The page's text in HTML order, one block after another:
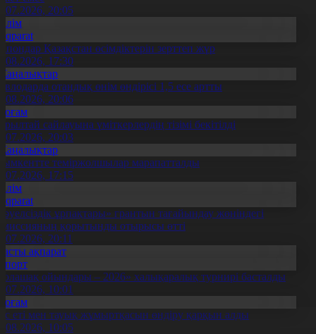
20:05
Қазақстан өсімдіктерін зерттеп жүр
17:30
отандық өнім өндірісі 1,5 есе артты
20:06
сайлауына үміткерлердің тізімі бекітілді
20:03
теміржолшылар марапатталды
17:15
ұрпақтары» грантын тағайындау жөніндегі
қорытынды отырысы өтті
20:11
ақпарат
ойындары – 2026» халықаралық турнирі басталды
10:01
еті мен тауық жұмыртқасын өндіру қарқын алды
10:05